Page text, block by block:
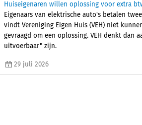
Huiseigenaren willen oplossing voor extra
Eigenaars van elektrische auto's betalen
vindt Vereniging Eigen Huis (VEH) niet
gevraagd om een oplossing. VEH denkt dan
uitvoerbaar" zijn.
29 juli 2026